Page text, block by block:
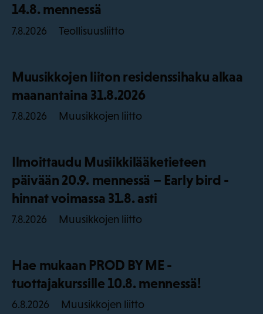
14.8. mennessä
7.8.2026 Teollisuusliitto
Muusikkojen liiton residenssihaku alkaa
maanantaina 31.8.2026
7.8.2026 Muusikkojen liitto
Ilmoittaudu Musiikkilääketieteen
päivään 20.9. mennessä – Early bird -
hinnat voimassa 31.8. asti
7.8.2026 Muusikkojen liitto
Hae mukaan PROD BY ME -
tuottajakurssille 10.8. mennessä!
6.8.2026 Muusikkojen liitto